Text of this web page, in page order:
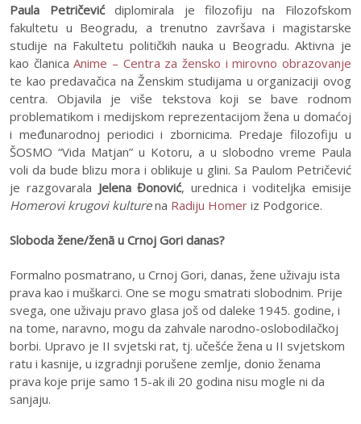
Paula Petričevićdiplomirala je filozofiju na Filozofskom
fakultetu u Beogradu, a trenutno završava i magistarske
studije na Fakultetu političkih nauka u Beogradu. Aktivna je
kao članicaAnime – Centra za žensko i mirovno obrazovanje
te kao predavačica na Ženskim studijama u organizaciji ovog
centra. Objavila je više tekstova koji se bave rodnom
problematikom i medijskom reprezentacijom žena u domaćoj
i međunarodnoj periodici i zbornicima. Predaje filozofiju u
ŠOSMO “Vida Matjan” u Kotoru, a u slobodno vreme Paula
voli da bude blizu mora i oblikuje u glini. Sa Paulom Petričević
je razgovarala Jelena Đonović, urednica i voditeljka emisije
Homerovi krugovi kulturena Radiju Homer iz Podgorice.
Sloboda žene/ženā u Crnoj Gori danas?
Formalno posmatrano, u Crnoj Gori, danas, žene uživaju ista
prava kao i muškarci. One se mogu smatrati slobodnim. Prije
svega, one uživaju pravo glasa još od daleke 1945. godine, i
na tome, naravno, mogu da zahvale narodno-oslobodilačkoj
borbi. Upravo je II svjetski rat, tj. učešće žena u II svjetskom
ratu i kasnije, u izgradnji porušene zemlje, donio ženama
prava koje prije samo 15-ak ili 20 godina nisu mogle ni da
sanjaju.